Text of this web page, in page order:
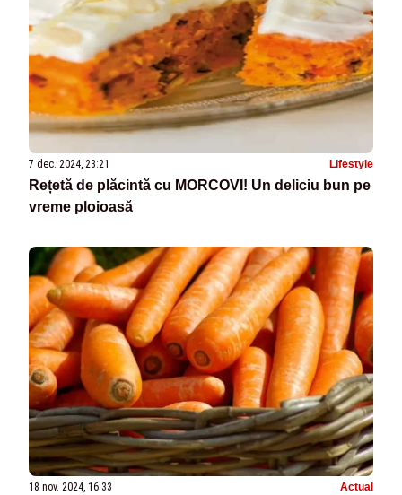
7 dec. 2024, 23:21 Lifestyle
Rețetă de plăcintă cu MORCOVI! Un deliciu bun pe
vreme ploioasă
18 nov. 2024, 16:33 Actual